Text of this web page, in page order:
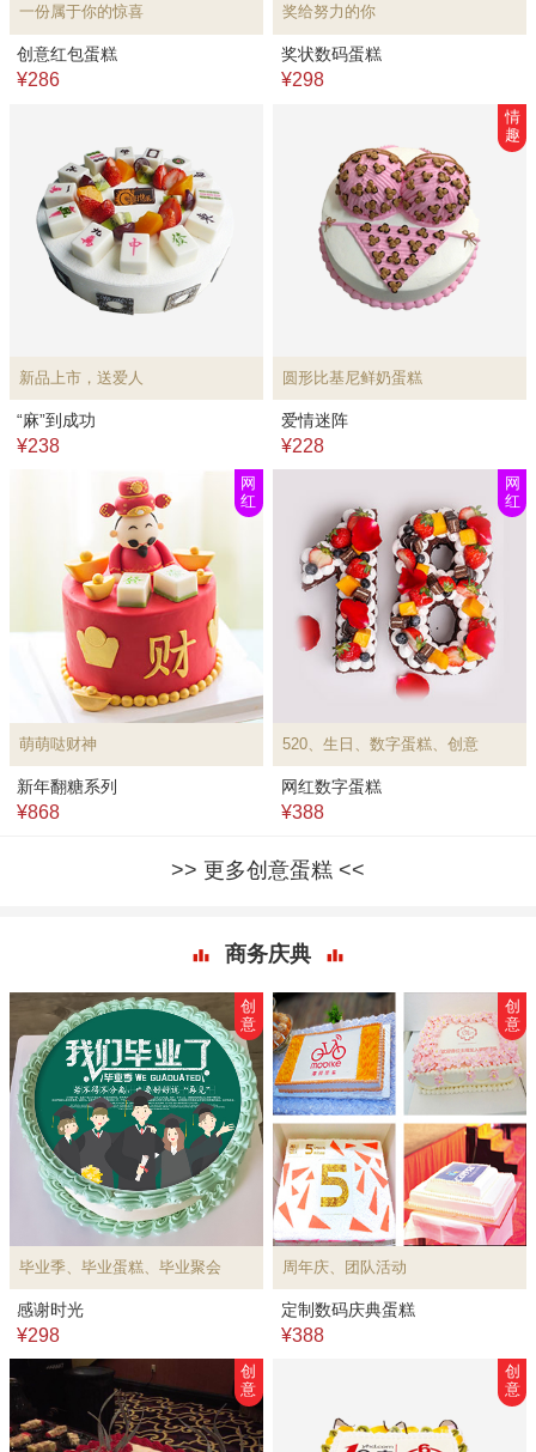
一份属于你的惊喜
创意红包蛋糕
¥286
奖给努力的你
奖状数码蛋糕
¥298
新品上市，送爱人
“麻”到成功
¥238
圆形比基尼鲜奶蛋糕
情
趣
爱情迷阵
¥228
萌萌哒财神
网
红
新年翻糖系列
¥868
520、生日、数字蛋糕、创意
网
红
网红数字蛋糕
¥388
更多创意蛋糕
商务庆典
毕业季、毕业蛋糕、毕业聚会
创
意
感谢时光
¥298
周年庆、团队活动
创
意
定制数码庆典蛋糕
¥388
创
意
创
意